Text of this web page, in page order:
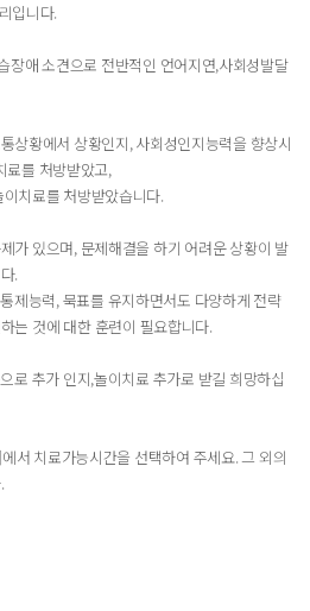
입니다.
장애 소견으로 전반적인 언어지연,사회성발달
상황에서 상황인지, 사회성인지능력을 향상시
료를 처방받았고,
치료를 처방받았습니다.
가 있으며, 문제해결을 하기 어려운 상황이 발
.
제능력, 묵표를 유지하면서도 다양하게 전략
는 것에 대한 훈련이 필요합니다.
로 추가 인지,놀이치료 추가로 받길 희망하십
서 치료가능시간을 선택하여 주세요. 그 외의